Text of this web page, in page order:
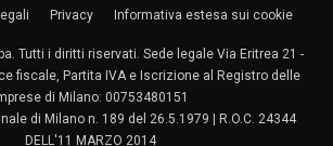
Privacy Informativa estesa sui cookie
Tutti i diritti riservati. Sede legale Via Eritrea 21 -
fiscale, Partita IVA e Iscrizione al Registro delle
di Milano: 00753480151
di Milano n. 189 del 26.5.1979 | R.O.C. 24344
DELL'11 MARZO 2014